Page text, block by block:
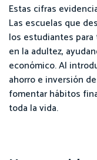
Estas cifras
Las escuelas que
los estudiantes
en la adultez,
económico. Al
ahorro e inversión
fomentar hábitos
toda la vida.